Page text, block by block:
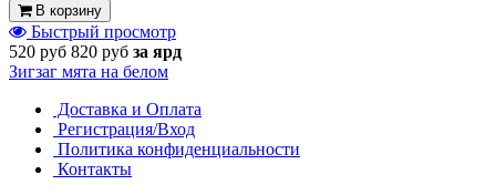
В корзину
Быстрый просмотр
520 руб 820 руб за ярд
Зигзаг мята на белом
Доставка и Оплата
Регистрация/Вход
Политика конфиденциальности
Контакты